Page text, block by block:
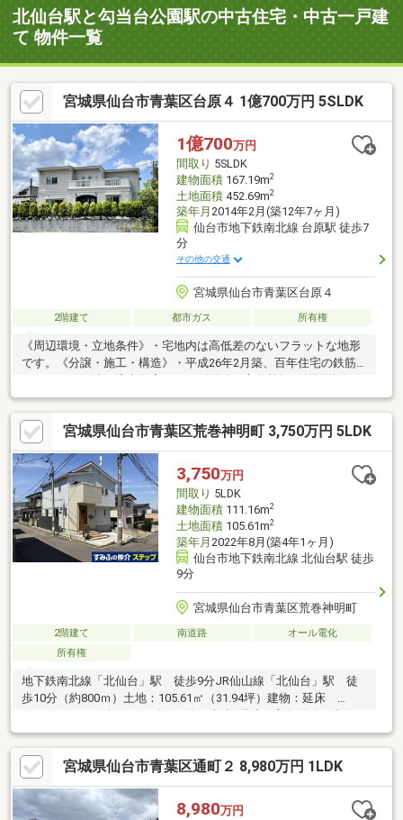
北仙台駅と勾当台公園駅の中古住宅・中古一戸建
て 物件一覧
宮城県仙台市青葉区台原４ 1億700万円 5SLDK
1億700万円
間取り 5SLDK
建物面積167.19m2
土地面積452.69m2
築年月 2014年2月(築12年7ヶ月)
仙台市地下鉄南北線 台原駅 徒歩7
分
その他の交通
宮城県仙台市青葉区台原４
2階建て 都市ガス 所有権
《周辺環境・立地条件》・宅地内は高低差のないフラットな地形
です。《分譲・施工・構造》・平成26年2月築、百年住宅の鉄筋
双方通行ができないため、車の交通量が少ないのが特徴です。
《ライフインフォメーション》・みやぎ生協台原店 約650ｍ・
西友台原店 約670ｍ・ドン・キホーテＭＥＧＡ仙台台原店 約
440ｍ・台原小学校 約580ｍ・台原中学校 約730ｍ上記土地面
積にはセットバック部分約23㎡が含む敷地北側部分を月極駐車場
として使用。全8区画、年額96万円
宮城県仙台市青葉区荒巻神明町 3,750万円 5LDK
3,750万円
間取り 5LDK
建物面積111.16m2
土地面積105.61m2
築年月 2022年8月(築4年1ヶ月)
仙台市地下鉄南北線 北仙台駅 徒歩
9分
宮城県仙台市青葉区荒巻神明町
2階建て 南道路
オール電化
所有権
地下鉄南北線「北仙台」駅 徒歩9分JR仙山線「北仙台」駅 徒
歩10分（約800ｍ）土地：105.61㎡（31.94坪）建物：延床
111.16㎡（33.62坪）2022年8月築 木造2階建二方向道路・南側
公道 幅員4.0ｍ・東側 公道 幅員4.0ｍ間取り：5LDK小屋裏収
納あり2階洋室10.5帖にウォークインクローゼットあり現況：空家
駐車場：有り（車種による）
宮城県仙台市青葉区通町２ 8,980万円 1LDK
8,980万円